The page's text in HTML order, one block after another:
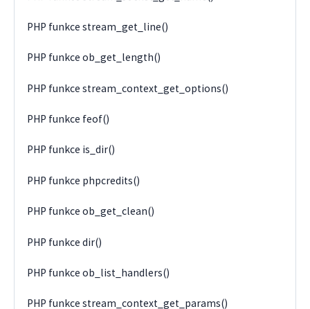
PHP funkce stream_get_line()
PHP funkce ob_get_length()
PHP funkce stream_context_get_options()
PHP funkce feof()
PHP funkce is_dir()
PHP funkce phpcredits()
PHP funkce ob_get_clean()
PHP funkce dir()
PHP funkce ob_list_handlers()
PHP funkce stream_context_get_params()